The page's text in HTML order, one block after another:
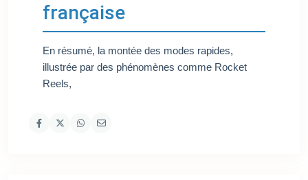
française
En résumé, la montée des modes rapides,
illustrée par des phénomènes comme Rocket
Reels,